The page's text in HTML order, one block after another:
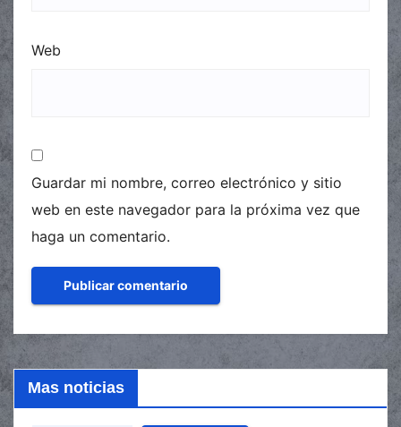
Web
Guardar mi nombre, correo electrónico y sitio
web en este navegador para la próxima vez que
haga un comentario.
Mas noticias